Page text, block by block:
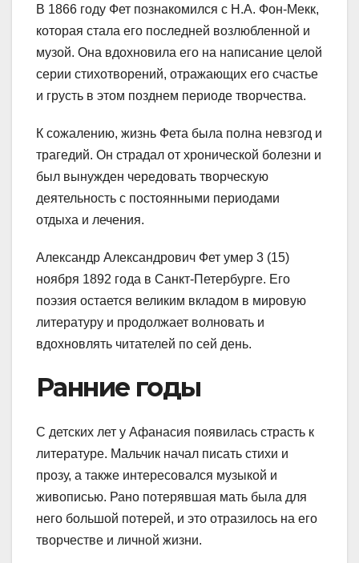
В 1866 году Фет познакомился с Н.А. Фон-Мекк,
которая стала его последней возлюбленной и
музой. Она вдохновила его на написание целой
серии стихотворений, отражающих его счастье
и грусть в этом позднем периоде творчества.
К сожалению, жизнь Фета была полна невзгод и
трагедий. Он страдал от хронической болезни и
был вынужден чередовать творческую
деятельность с постоянными периодами
отдыха и лечения.
Александр Александрович Фет умер 3 (15)
ноября 1892 года в Санкт-Петербурге. Его
поэзия остается великим вкладом в мировую
литературу и продолжает волновать и
вдохновлять читателей по сей день.
Ранние годы
С детских лет у Афанасия появилась страсть к
литературе. Мальчик начал писать стихи и
прозу, а также интересовался музыкой и
живописью. Рано потерявшая мать была для
него большой потерей, и это отразилось на его
творчестве и личной жизни.